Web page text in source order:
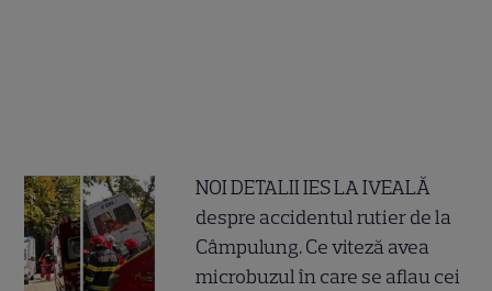
NOI DETALII IES LA IVEALĂ
despre accidentul rutier de la
Câmpulung. Ce viteză avea
microbuzul în care se aflau cei